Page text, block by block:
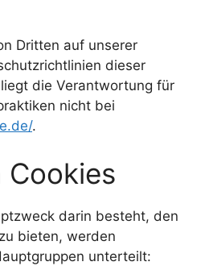
Dritten auf unserer
dieser
die Verantwortung für
nicht bei
.
darin besteht, den
bieten, werden
unterteilt: